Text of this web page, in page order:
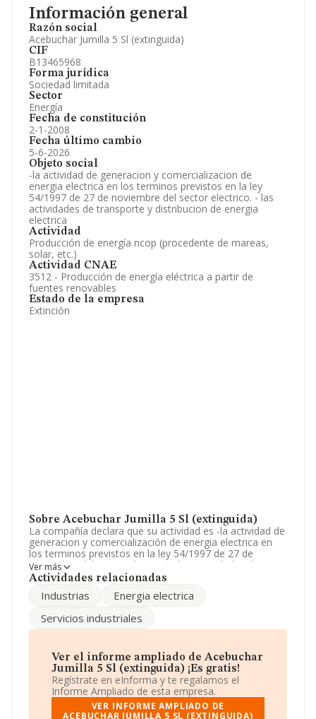
Información general
Razón social
Acebuchar Jumilla 5 Sl (extinguida)
CIF
B13465968
Forma jurídica
Sociedad limitada
Sector
Energía
Fecha de constitución
2-1-2008
Fecha último cambio
5-6-2026
Objeto social
-la actividad de generacion y comercializacion de
energia electrica en los terminos previstos en la ley
54/1997 de 27 de noviembre del sector electrico. - las
actividades de transporte y distribucion de energia
electrica
Actividad
Producción de energía ncop (procedente de mareas,
solar, etc.)
Actividad CNAE
3512 - Producción de energía eléctrica a partir de
fuentes renovables
Estado de la empresa
Extinción
Sobre Acebuchar Jumilla 5 Sl (extinguida)
La compañía declara que su actividad es -la actividad de
generacion y comercialización de energia electrica en
los terminos previstos en la ley 54/1997 de 27 de
noviembre del sector electrico. - las actividades de
transporte y distribución de energia electrica. La
Sociedad Limitada. La actividad de referencia CNAE
Código es 3512. La compañía no tiene actividad en
mercados exteriores.
La sociedad española Acebuchar Jumilla 5 S.L
(extinguida), CIF B13465968, se encuentra en Calle
Juan Ii núm. 7 Plt 2, (13001), Ciudad Real, Castilla-la
Mancha.
En base a la información de la que dispone INFORMA
Ver más
Actividades relacionadas
Industrias
Energia electrica
Servicios industriales
Ver el informe ampliado de Acebuchar
Jumilla 5 Sl (extinguida) ¡Es gratis!
Regístrate en eInforma y te regalamos el
Informe Ampliado de esta empresa.
VER INFORME AMPLIADO DE
ACEBUCHAR JUMILLA 5 SL (EXTINGUIDA)
Información oficial y registral complementaria.